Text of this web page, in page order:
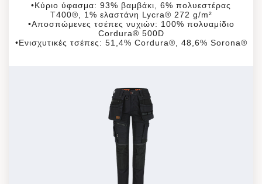
•Επεκτάσιμο στρίφωμα
•EN13688:2013
•EN ISO 14404:2004 + A1:2010 Type 2 Level 1 σε
συνδυασμό με επιγονατίδες HEROCK® 21MI0901
•Κύριο ύφασμα: 93% βαμβάκι, 6% πολυεστέρας
T400®, 1% ελαστάνη Lycra® 272 g/m²
•Αποσπώμενες τσέπες νυχιών: 100% πολυαμίδιο
Cordura® 500D
•Ενισχυτικές τσέπες: 51,4% Cordura®, 48,6% Sorona®